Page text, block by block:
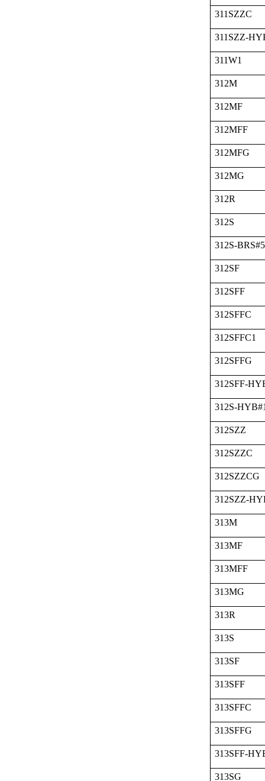
311SZZC
311SZZ-
311W1
312M
312MF
312MFF
312MFG
312MG
312R
312S
312S-
312SF
312SFF
312SFFC
312SFFC1
312SFFG
312SFF-
312S-
312SZZ
312SZZC
312SZZCG
312SZZ-
313M
313MF
313MFF
313MG
313R
313S
313SF
313SFF
313SFFC
313SFFG
313SFF-
313SG